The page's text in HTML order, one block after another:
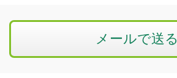
メールで送る